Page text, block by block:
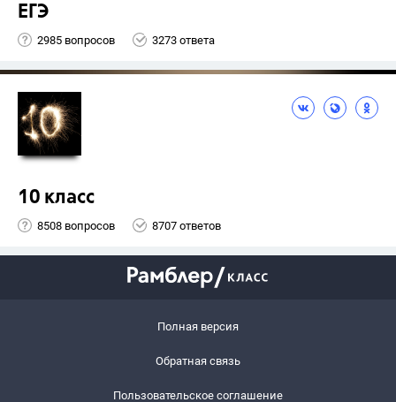
ЕГЭ
2985 вопросов 3273 ответа
10 класс
8508 вопросов 8707 ответов
Полная версия
Обратная связь
Пользовательское соглашение